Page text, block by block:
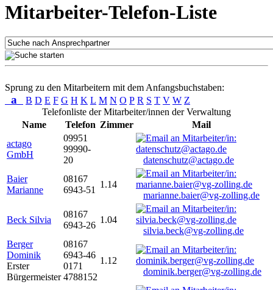
Mitarbeiter-Telefon-Liste
Sprung zu den Mitarbeitern mit dem Anfangsbuchstaben:
a B D E F G H K L M N O P R S T V W Z
Telefonliste der Mitarbeiter/innen der Verwaltung
Name
Telefon Zimmer
Mail
actago
GmbH
09951
99990-
20
datenschutz@actago.de
Baier
Marianne
08167
6943-51
1.14
marianne.baier@vg-zolling.de
Beck Silvia
08167
6943-26
1.04
silvia.beck@vg-zolling.de
Berger
Dominik
Erster
Bürgermeister
08167
6943-46
0171
4788152
1.12
dominik.berger@vg-zolling.de